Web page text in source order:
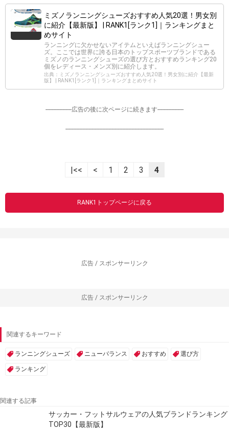
ミズノランニングシューズおすすめ人気20選！男女別
に紹介【最新版】 | RANK1[ランク1]｜ランキングまと
めサイト
ランニングに欠かせないアイテムといえばランニングシュー
ズ。ここでは世界に誇る日本のトップスポーツブランドである
ミズノのランニングシューズの選び方とおすすめランキング20
個をレディース・メンズ別に紹介します。
出典：ミズノランニングシューズおすすめ人気20選！男女別に紹介【最新
版】 | RANK1[ランク1]｜ランキングまとめサイト
-----------------広告の後に次ページに続きます-----------------
----------------------------------------------------------------
|<< < 1 2 3 4
RANK1トップページに戻る
広告 / スポンサーリンク
広告 / スポンサーリンク
関連するキーワード
ランニングシューズ ニューバランス おすすめ 選び方
ランキング
関連する記事
サッカー・フットサルウェアの人気ブランドランキング
TOP30【最新版】